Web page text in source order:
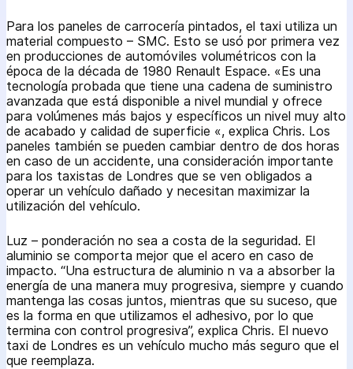
Para los paneles de carrocería pintados, el taxi utiliza un
material compuesto – SMC. Esto se usó por primera vez
en producciones de automóviles volumétricos con la
época de la década de 1980 Renault Espace. «Es una
tecnología probada que tiene una cadena de suministro
avanzada que está disponible a nivel mundial y ofrece
para volúmenes más bajos y específicos un nivel muy alto
de acabado y calidad de superficie «, explica Chris. Los
paneles también se pueden cambiar dentro de dos horas
en caso de un accidente, una consideración importante
para los taxistas de Londres que se ven obligados a
operar un vehículo dañado y necesitan maximizar la
utilización del vehículo.
Luz – ponderación no sea a costa de la seguridad. El
aluminio se comporta mejor que el acero en caso de
impacto. “Una estructura de aluminio n va a absorber la
energía de una manera muy progresiva, siempre y cuando
mantenga las cosas juntos, mientras que su suceso, que
es la forma en que utilizamos el adhesivo, por lo que
termina con control progresiva”, explica Chris. El nuevo
taxi de Londres es un vehículo mucho más seguro que el
que reemplaza.